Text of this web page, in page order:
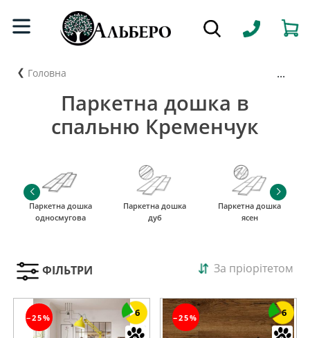
Головна ...
Паркетна дошка в
спальню Кременчук
Паркетна дошка
односмугова
Паркетна дошка
дуб
Паркетна дошка
ясен
ФІЛЬТРИ За пріорітетом
−25% 6 −25% 6